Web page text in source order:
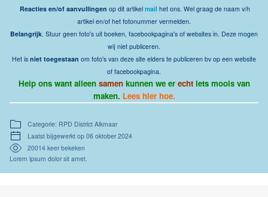
Reacties en/of aanvullingen op dit artikel mail het ons. Wel graag de naam v/h
artikel en/of het fotonummer vermelden.
Belangrijk. Stuur geen foto's uit boeken, facebookpagina's of websites in. Deze mogen
wij niet publiceren.
Het is niet toegestaan om foto's van deze site elders te publiceren bv op een website
of facebookpagina.
Help ons want alleen samenkunnen we er echtiets moois van
maken. Lees hier hoe.
Categorie: RPD District Alkmaar
Laatst bijgewerkt op 06 oktober 2024
20014 keer bekeken
Lorem ipsum dolor sit amet.